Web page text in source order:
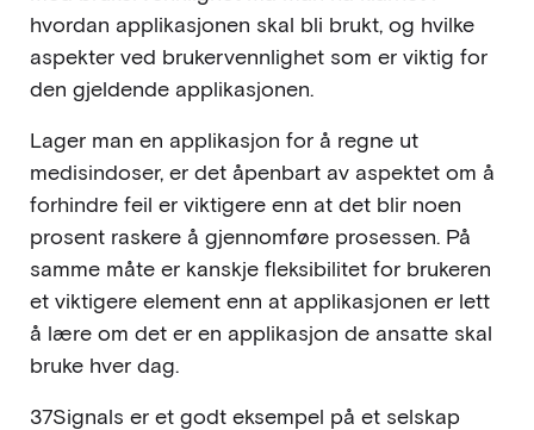
hvordan applikasjonen skal bli brukt, og hvilke
aspekter ved brukervennlighet som er viktig for
den gjeldende applikasjonen.
Lager man en applikasjon for å regne ut
medisindoser, er det åpenbart av aspektet om å
forhindre feil er viktigere enn at det blir noen
prosent raskere å gjennomføre prosessen. På
samme måte er kanskje fleksibilitet for brukeren
et viktigere element enn at applikasjonen er lett
å lære om det er en applikasjon de ansatte skal
bruke hver dag.
37Signals er et godt eksempel på et selskap